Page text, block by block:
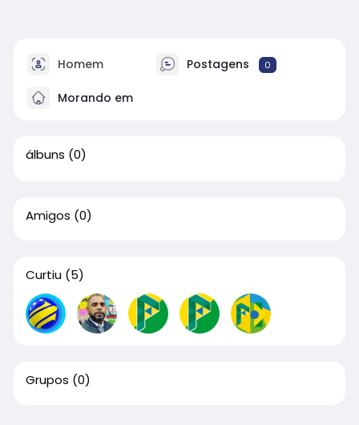
Homem Postagens 0
Morando em
álbuns (0)
Amigos (0)
Curtiu (5)
Grupos (0)